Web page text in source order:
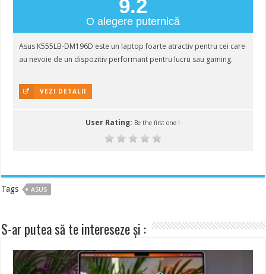
9.2
O alegere puternică
Asus K555LB-DM196D este un laptop foarte atractiv pentru cei care
au nevoie de un dispozitiv performant pentru lucru sau gaming.
VEZI DETALII
User Rating: Be the first one !
Tags ASUS
S-ar putea să te intereseze și :